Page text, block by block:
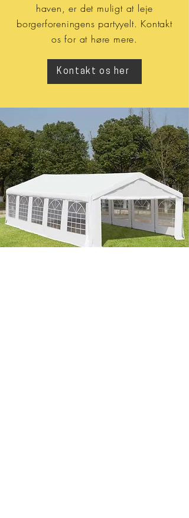
haven, er det muligt at leje
borgerforeningens partyyelt. Kontakt
os for at høre mere.
Kontakt os her